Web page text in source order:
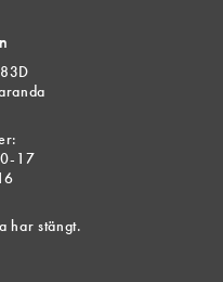
17
har stängt.